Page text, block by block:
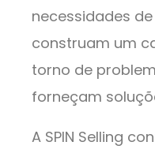
necessidades
construam um
torno de
forneçam
A SPIN Selling